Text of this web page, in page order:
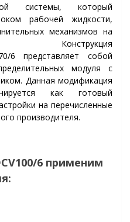
системы, который
рабочей жидкости,
механизмов на
Конструкция
6 представляет собой
модуля с
Данная модификация
как готовый
на перечисленные
производителя.
6 применим